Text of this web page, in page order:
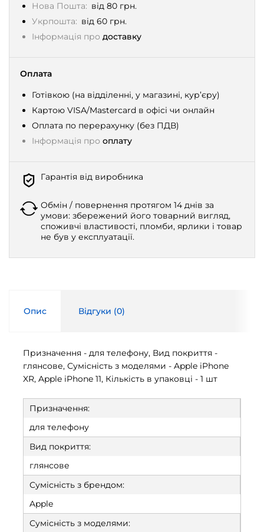
Нова Пошта: від 80 грн.
Укрпошта: від 60 грн.
Інформація про доставку
Оплата
Готівкою (на відділенні, у магазині, кур’єру)
Картою VISA/Mastercard в офісі чи онлайн
Оплата по перерахунку (без ПДВ)
Інформація про оплату
Гарантія від виробника
Обмін / повернення протягом 14 днів за
умови: збережений його товарний вигляд,
споживчі властивості, пломби, ярлики і товар
не був у експлуатації.
Опис Відгуки (0)
Призначення - для телефону, Вид покриття -
глянсове, Сумісність з моделями - Apple iPhone
XR, Apple iPhone 11, Кількість в упаковці - 1 шт
Призначення:
для телефону
Вид покриття:
глянсове
Сумісність з брендом:
Apple
Сумісність з моделями: